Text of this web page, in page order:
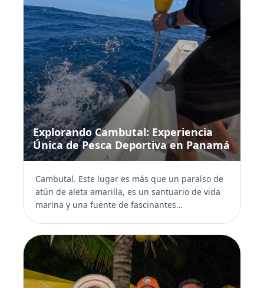
Explorando Cambutal: Experiencia
Única de Pesca Deportiva en Panamá
Cambutal. Este lugar es más que un paraíso de
atún de aleta amarilla, es un santuario de vida
marina y una fuente de fascinantes